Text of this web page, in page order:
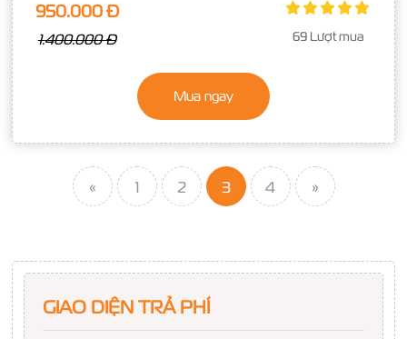
GIAO DIỆN TRẢ PHÍ
950.000 Đ
1.400.000 Đ 69 Lượt mua
Mua ngay
« 1 2 3 4 »